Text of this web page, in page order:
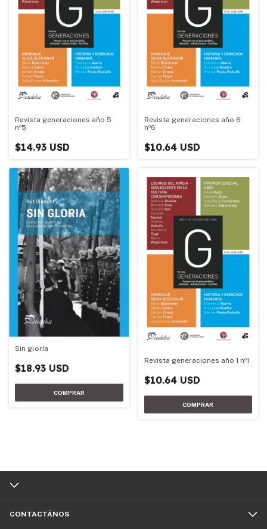
Revista generaciones año 5
nº5
$14.93 USD
Revista generaciones año 6
nº6
$10.64 USD
Sin gloria
$18.93 USD
Revista generaciones año 1 nº1
$10.64 USD
CONTACTÁNOS